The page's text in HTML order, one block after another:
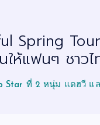
Spring
ห้แฟนๆ ชาว
Star ที่ 2 หนุ่ม แดฮวี